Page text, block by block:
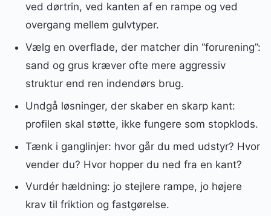
ved dørtrin, ved kanten af en rampe og ved
overgang mellem gulvtyper.
Vælg en overflade, der matcher din “forurening”:
sand og grus kræver ofte mere aggressiv
struktur end ren indendørs brug.
Undgå løsninger, der skaber en skarp kant:
profilen skal støtte, ikke fungere som stopklods.
Tænk i ganglinjer: hvor går du med udstyr? Hvor
vender du? Hvor hopper du ned fra en kant?
Vurdér hældning: jo stejlere rampe, jo højere
krav til friktion og fastgørelse.